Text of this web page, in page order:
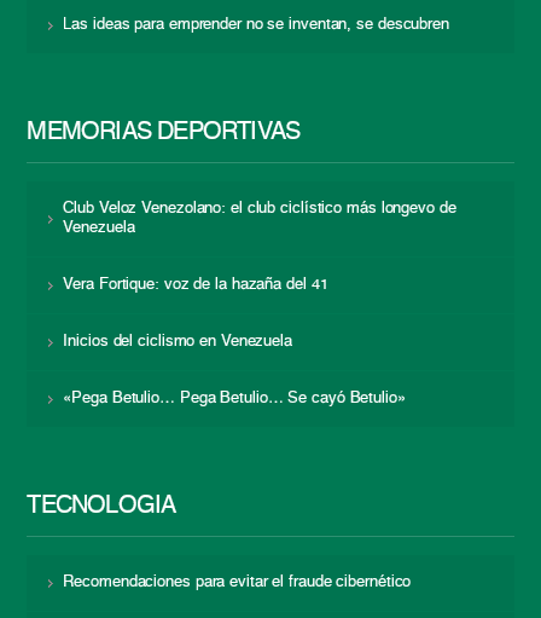
Las ideas para emprender no se inventan, se descubren
MEMORIAS DEPORTIVAS
Club Veloz Venezolano: el club ciclístico más longevo de
Venezuela
Vera Fortique: voz de la hazaña del 41
Inicios del ciclismo en Venezuela
«Pega Betulio… Pega Betulio… Se cayó Betulio»
TECNOLOGÍA
Recomendaciones para evitar el fraude cibernético